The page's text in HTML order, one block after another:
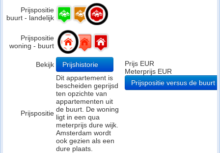
Prijspositie
buurt - landelijk
Prijspositie
woning - buurt
Bekijk Prijshistorie
Prijspositie
Dit appartement is
bescheiden geprijsd
ten opzichte van
appartementen uit
de buurt. De woning
ligt in een qua
meterprijs dure wijk.
Amsterdam wordt
ook gezien als een
dure plaats.
Prijs EUR
Meterprijs EUR
Prijspositie versus de buurt